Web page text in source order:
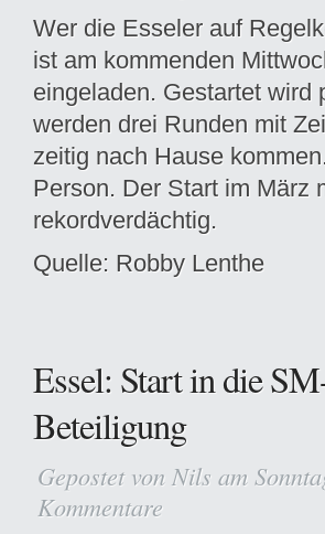
Wer die Esseler auf
ist am kommenden
eingeladen. Gestartet wird
werden drei Runden mit
zeitig nach Hause
Person. Der Start im März
rekordverdächtig.
Quelle: Robby Lenthe
Essel: Start in die
Beteiligung
Gepostet von Nils am
Kommentare